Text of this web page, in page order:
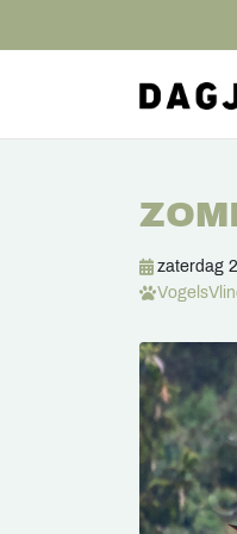
zaterdag
Vogels